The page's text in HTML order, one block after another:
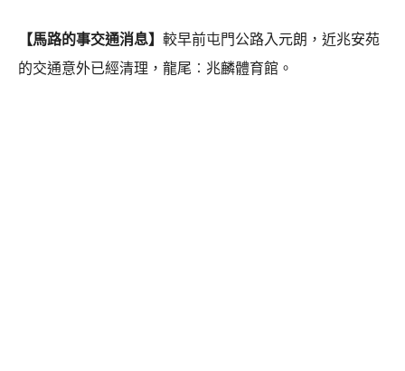
【馬路的事交通消息】 較早前屯門公路入元朗，近兆安苑
的交通意外已經清理，龍尾︰兆麟體育館。